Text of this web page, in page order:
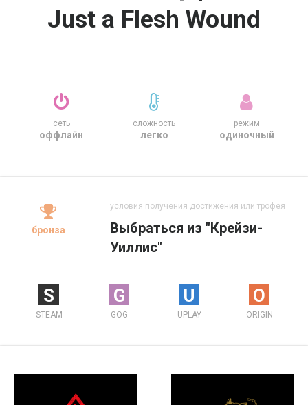
Just a Flesh Wound
сеть
оффлайн
сложность
легко
режим
одиночный
бронза
условия получения достижения или трофея
Выбраться из "Крейзи-
Уиллис"
S
STEAM
G
GOG
U
UPLAY
O
ORIGIN